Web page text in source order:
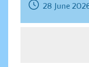
28 June